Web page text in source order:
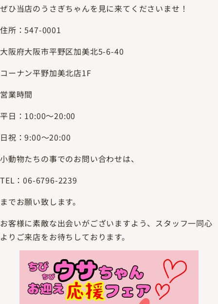
ぜひ当店のうさぎちゃんを見に来てくださいませ！
住所：547-0001
大阪府大阪市平野区加美北5-6-40
コーナン平野加美北店1F
営業時間
平日：10:00～20:00
日祝：9:00～20:00
小動物たちの事でのお問い合わせは、
TEL：06-6796-2239
までお願い致します。
お客様に素敵な出会いがございますよう、スタッフ一同心
よりご来店をお待ちしております。